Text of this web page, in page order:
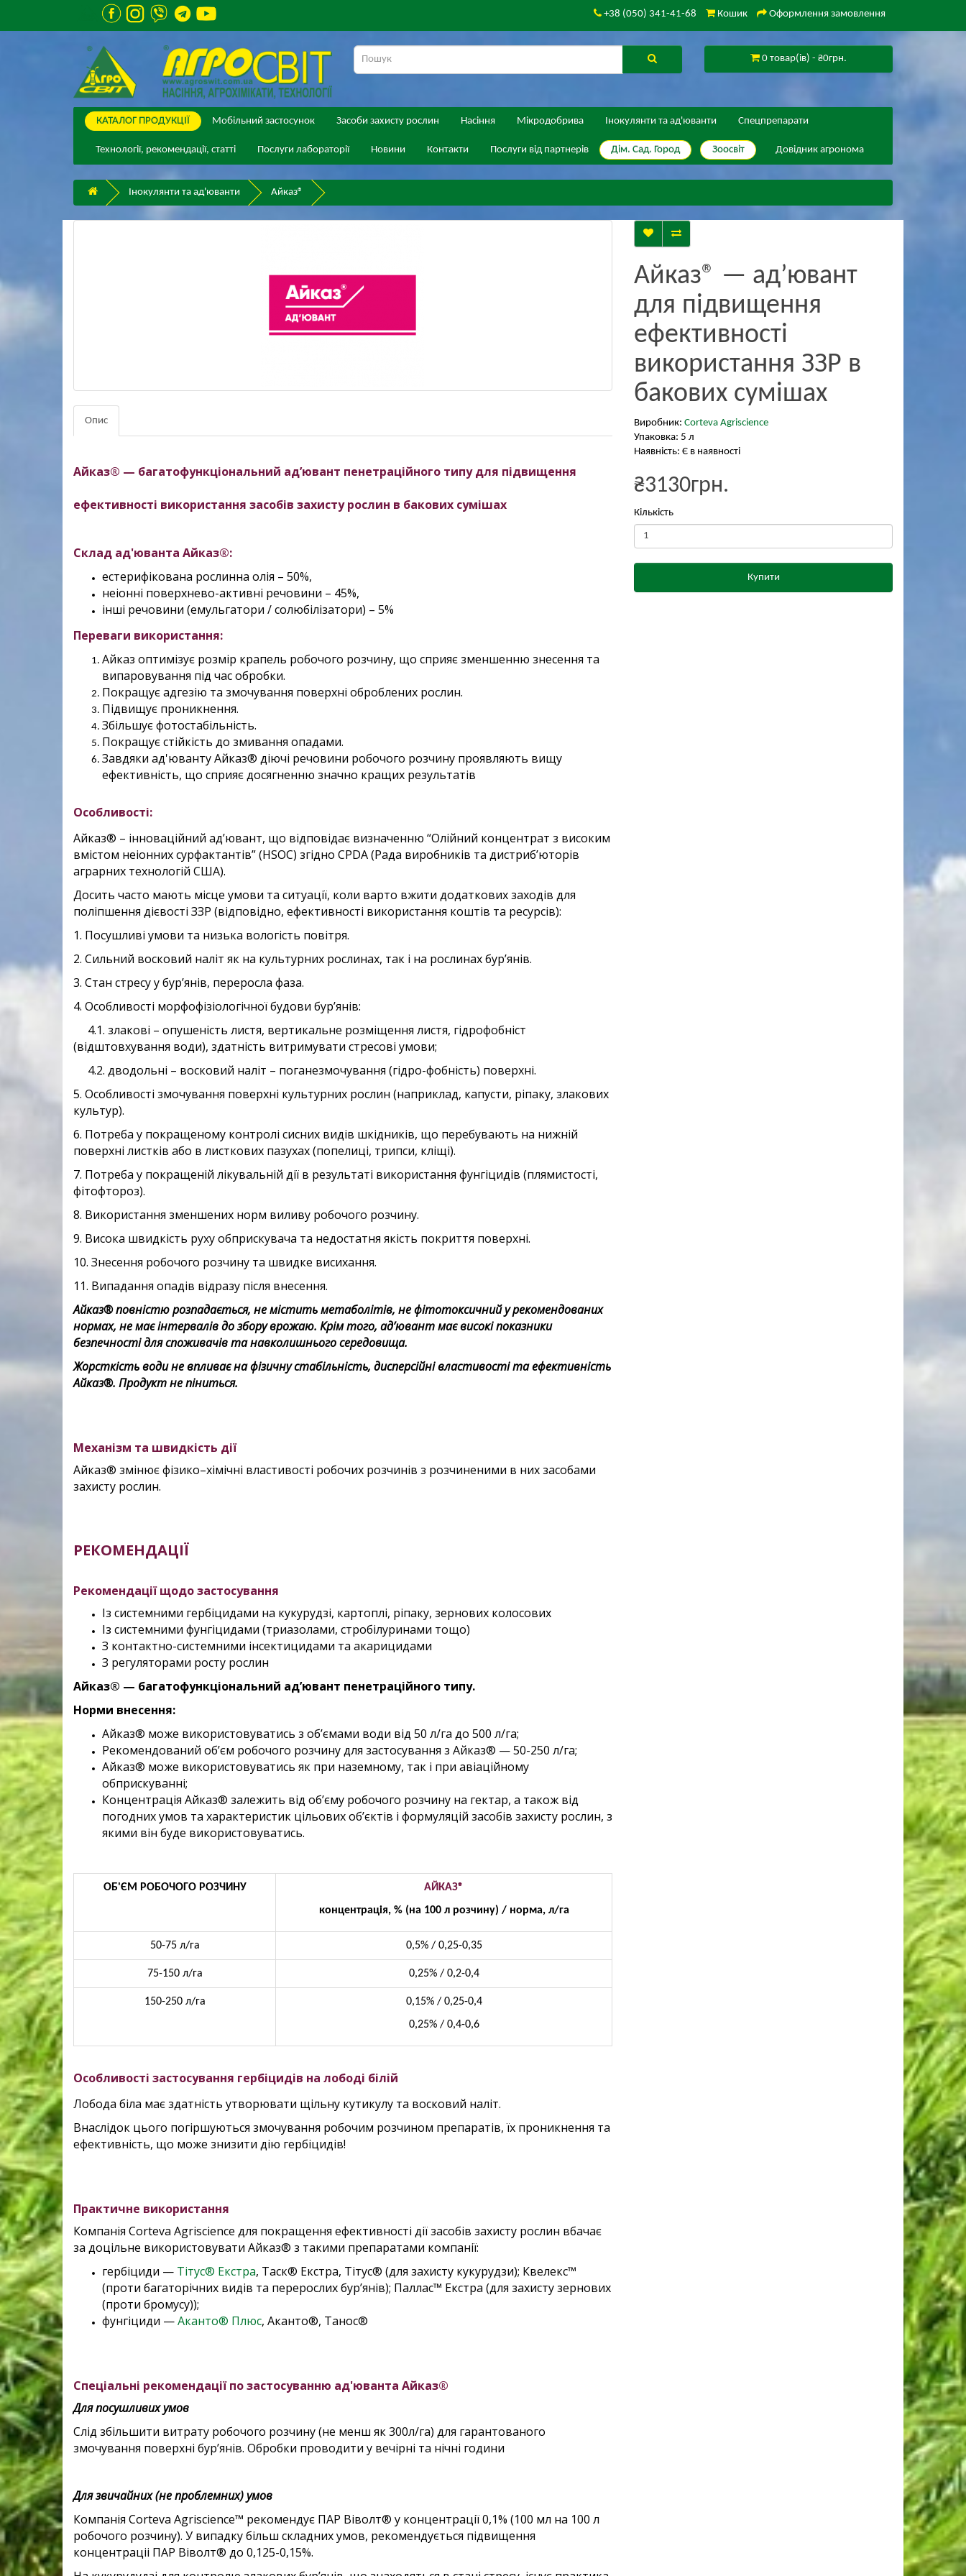
+38 (050) 341-41-68 Кошик Оформлення замовлення
0 товар(ів) - ₴0грн.
КАТАЛОГ ПPОДУКЦІЇ Мобільний застосунок Засоби захисту рослин Насіння Мікродобрива Інокулянти та ад'юванти Спецпрепарати
Технології, рекомендації, статті Послуги лабораторії Новини Контакти Послуги від партнерів Дім. Сад. Город Зоосвіт Довідник агронома
Інокулянти та ад'юванти Айказ®
Опис
Айказ® — багатофункціональний ад’ювант пенетраційного типу для підвищення
ефективності використання засобів захисту рослин в бакових сумішах
Склад ад'юванта Айказ®:
естерифікована рослинна олія – 50%,
неіонні поверхнево-активні речовини – 45%,
інші речовини (емульгатори / солюбілізатори) – 5%
Переваги використання:
Айказ оптимізує розмір крапель робочого розчину, що сприяє зменшенню знесення та
випаровування під час обробки.
Покращує адгезію та змочування поверхні оброблених рослин.
Підвищує проникнення.
Збільшує фотостабільність.
Покращує стійкість до змивання опадами.
Завдяки ад'юванту Айказ® діючі речовини робочого розчину проявляють вищу
ефективність, що сприяє досягненню значно кращих результатів
Особливості:
Айказ® – інноваційний ад’ювант, що відповідає визначенню “Олійний концентрат з високим
вмістом неіонних сурфактантів” (HSOC) згідно CPDA (Рада виробників та дистриб’юторів
аграрних технологій США).
Досить часто мають місце умови та ситуації, коли варто вжити додаткових заходів для
поліпшення дієвості ЗЗР (відповідно, ефективності використання коштів та ресурсів):
1. Посушливі умови та низька вологість повітря.
2. Сильний восковий наліт як на культурних рослинах, так і на рослинах бур’янів.
3. Стан стресу у бур’янів, переросла фаза.
4. Особливості морфофізіологічної будови бур’янів:
4.1. злакові – опушеність листя, вертикальне розміщення листя, гідрофобніст
(відштовхування води), здатність витримувати стресові умови;
4.2. дводольні – восковий наліт – поганезмочування (гідро-фобність) поверхні.
5. Особливості змочування поверхні культурних рослин (наприклад, капусти, ріпаку, злакових
культур).
6. Потреба у покращеному контролі сисних видів шкідників, що перебувають на нижній
поверхні листків або в листкових пазухах (попелиці, трипси, кліщі).
7. Потреба у покращеній лікувальній дії в результаті використання фунгіцидів (плямистості,
фітофтороз).
8. Використання зменшених норм виливу робочого розчину.
9. Висока швидкість руху обприскувача та недостатня якість покриття поверхні.
10. Знесення робочого розчину та швидке висихання.
11. Випадання опадів відразу після внесення.
Айказ® повністю розпадається, не містить метаболітів, не фітотоксичний у рекомендованих
нормах, не має інтервалів до збору врожаю. Крім того, ад’ювант має високі показники
безпечності для споживачів та навколишнього середовища.
Жорсткість води не впливає на фізичну стабільність, дисперсійні властивості та ефективність
Айказ®. Продукт не піниться.
Механізм та швидкість дії
Айказ® змінює фізико–хімічні властивості робочих розчинів з розчиненими в них засобами
захисту рослин.
РЕКОМЕНДАЦІЇ
Рекомендації щодо застосування
Із системними гербіцидами на кукурудзі, картоплі, ріпаку, зернових колосових
Із системними фунгіцидами (триазолами, стробілуринами тощо)
З контактно-системними інсектицидами та акарицидами
З регуляторами росту рослин
Айказ® — багатофункціональний ад’ювант пенетраційного типу.
Норми внесення:
Айказ® може використовуватись з об’ємами води від 50 л/га до 500 л/га;
Рекомендований об’єм робочого розчину для застосування з Айказ® — 50-250 л/га;
Айказ® може використовуватись як при наземному, так і при авіаційному
обприскуванні;
Концентрація Айказ® залежить від об’єму робочого розчину на гектар, а також від
погодних умов та характеристик цільових об’єктів і формуляцій засобів захисту рослин, з
якими він буде використовуватись.
ОБ'ЄМ РОБОЧОГО РОЗЧИНУ
АЙКАЗ®
концентрація, % (на 100 л розчину) / норма, л/га
50-75 л/га 0,5% / 0,25-0,35
75-150 л/га 0,25% / 0,2-0,4
150-250 л/га
0,15% / 0,25-0,4
0,25% / 0,4-0,6
Особливості застосування гербіцидів на лободі білій
Лобода біла має здатність утворювати щільну кутикулу та восковий наліт.
Внаслідок цього погіршуються змочування робочим розчином препаратів, їх проникнення та
ефективність, що може знизити дію гербіцидів!
Практичне використання
Компанія Corteva Agriscience для покращення ефективності дії засобів захисту рослин вбачає
за доцільне використовувати Айказ® з такими препаратами компанії:
гербіциди — Тітус® Екстра, Таск® Екстра, Тітус® (для захисту кукурудзи); Квелекс™
(проти багаторічних видів та перерослих бур’янів); Паллас™ Екстра (для захисту зернових
(проти бромусу));
фунгіциди —Аканто® Плюс, Аканто®, Танос®
Спеціальні рекомендації по застосуванню ад'юванта Айказ®
Для посушливих умов
Слід збільшити витрату робочого розчину (не менш як 300л/га) для гарантованого
змочування поверхні бур’янів. Обробки проводити у вечірні та нічні години
Для звичайних (не проблемних) умов
Компанія Corteva Agriscience™ рекомендує ПАР Віволт® у концентрації 0,1% (100 мл на 100 л
робочого розчину). У випадку більш складних умов, рекомендується підвищення
концентраціі ПАР Віволт® до 0,125-0,15%.
Айказ® — ад’ювант
для підвищення
ефективності
використання ЗЗР в
бакових сумішах
Виробник: Corteva Agriscience
Упаковка: 5 л
Наявність: Є в наявності
₴3130грн.
Кількість
Купити